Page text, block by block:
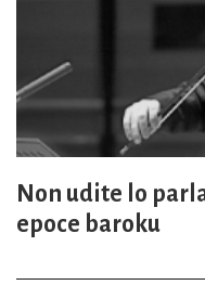
Non udite lo
epoce baroku